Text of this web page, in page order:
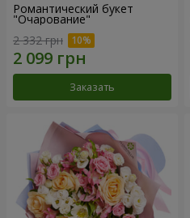
Романтический букет
"Очарование"
2 332 грн
Заказать